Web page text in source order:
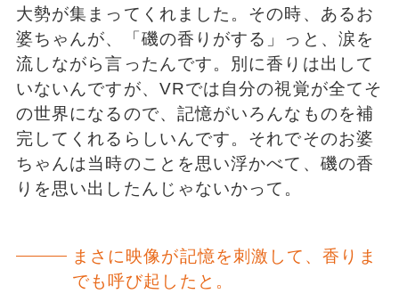
大勢が集まってくれました。その時、あるお
婆ちゃんが、「磯の香りがする」っと、涙を
流しながら言ったんです。別に香りは出して
いないんですが、VRでは自分の視覚が全てそ
の世界になるので、記憶がいろんなものを補
完してくれるらしいんです。それでそのお婆
ちゃんは当時のことを思い浮かべて、磯の香
りを思い出したんじゃないかって。
まさに映像が記憶を刺激して、香りま
でも呼び起したと。